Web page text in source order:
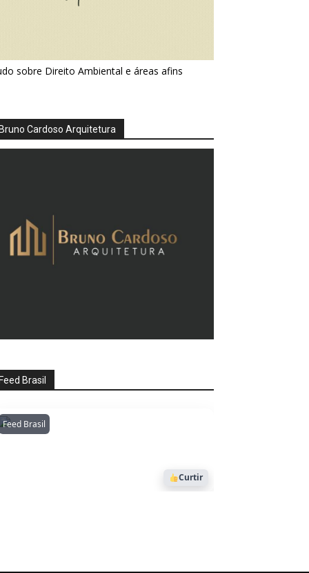
sobre Direito Ambiental e áreas afins
Cardoso Arquitetura
Brasil
Feed BrasilAmazonianarede
1053
Curtir